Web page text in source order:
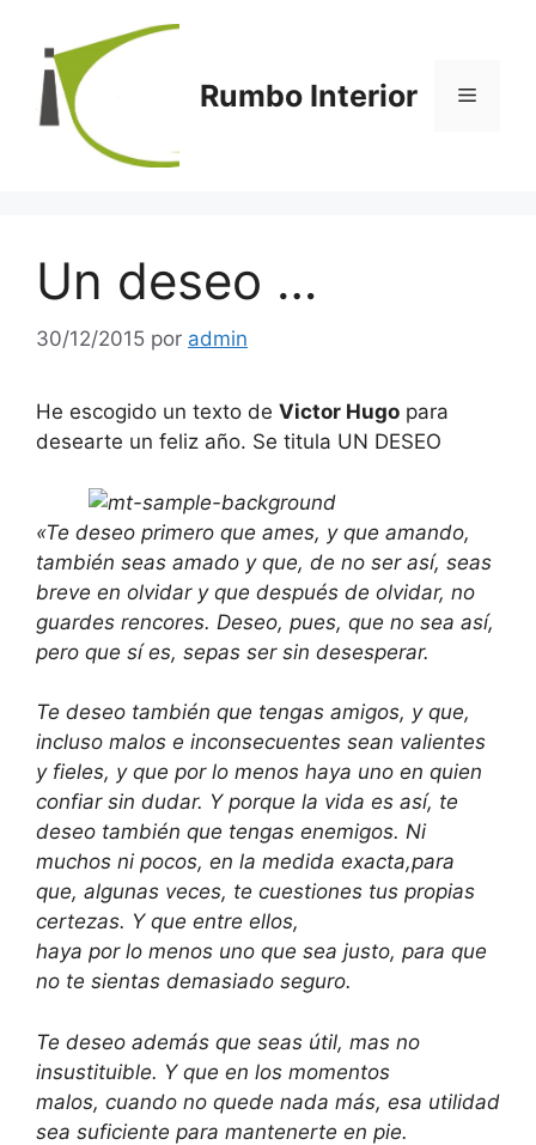
contenido
Rumbo Interior Menú
Un deseo …
30/12/2015 por admin
He escogido un texto de Victor Hugo para
desearte un feliz año. Se titula UN DESEO
«Te deseo primero que ames, y que amando,
también seas amado yque, de no ser así, seas
breve en olvidar y que después de olvidar, no
guardes rencores. Deseo, pues, que no sea así,
pero que sí es, sepas ser sin desesperar.
Te deseo también que tengas amigos, y que,
incluso malos e inconsecuentes sean valientes
y fieles, y que por lo menos haya uno en quien
confiar sin dudar. Y porque la vida es así, te
deseo también que tengas enemigos. Ni
muchos ni pocos, en la medida exacta,para
que, algunas veces, te cuestiones tus propias
certezas. Y que entre ellos,
haya por lo menos uno que sea justo, para que
no te sientas demasiado seguro.
Te deseo además que seas útil, mas no
insustituible. Y que en los momentos
malos, cuando no quede nada más, esa utilidad
sea suficiente para mantenerte en pie.